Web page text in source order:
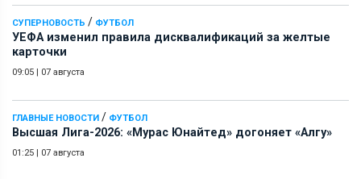
СУПЕРНОВОСТЬ / ФУТБОЛ
УЕФА изменил правила дисквалификаций за желтые
карточки
09:05 | 07 августа
ГЛАВНЫЕ НОВОСТИ / ФУТБОЛ
Высшая Лига-2026: «Мурас Юнайтед» догоняет «Алгу»
01:25 | 07 августа